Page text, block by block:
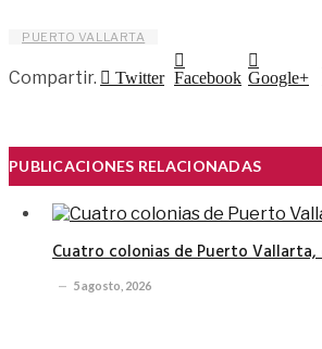
PUERTO VALLARTA
Compartir. Twitter Facebook Google+
PUBLICACIONES RELACIONADAS
Cuatro colonias de Puerto Vallarta,
5 agosto, 2026